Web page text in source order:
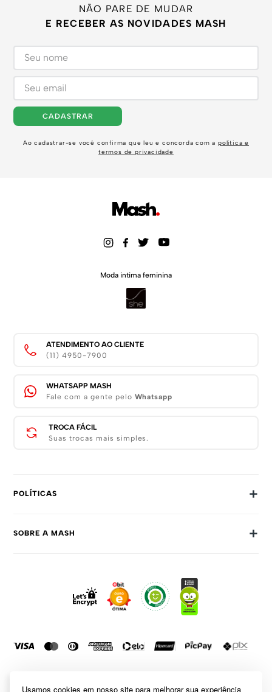
Usamos cookies em nosso site para melhorar sua experiência
NÃO PARE DE MUDAR
E RECEBER AS NOVIDADES MASH
CADASTRAR
Ao cadastrar-se você confirma que leu e concorda com a política e
termos de privacidade
Moda intima feminina
ATENDIMENTO AO CLIENTE
(11) 4950-7900
WHATSAPP MASH
Fale com a gente pelo Whatsapp
TROCA FÁCIL
Suas trocas mais simples.
POLÍTICAS +
Prazos E Entregas
Formas De Pagamento
SOBRE A MASH +